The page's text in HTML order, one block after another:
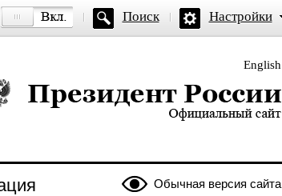
Поиск Настройки
English
России — официальный сайт
Обычная версия сайта